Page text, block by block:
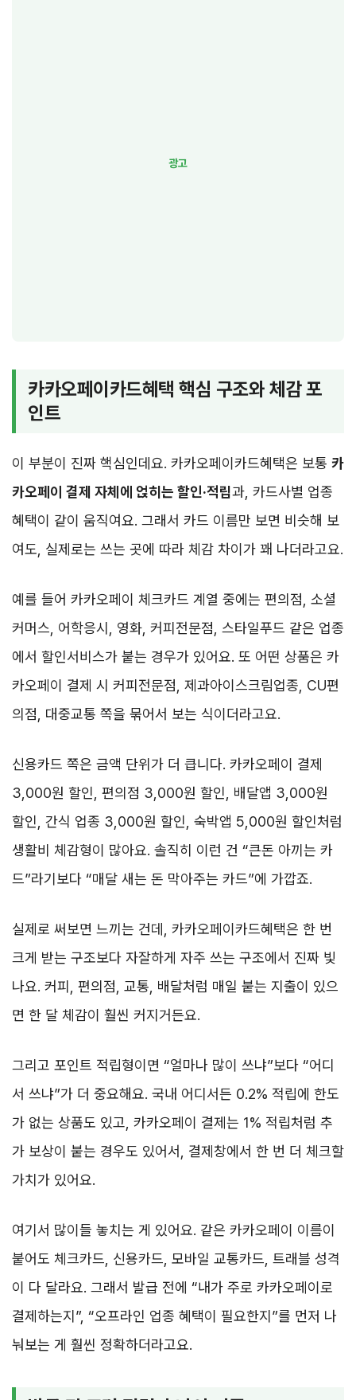
카카오페이카드혜택 핵심 구조와 체감 포
인트
이 부분이 진짜 핵심인데요. 카카오페이카드혜택은 보통 카
카오페이 결제 자체에 얹히는 할인·적립과, 카드사별 업종
혜택이 같이 움직여요. 그래서 카드 이름만 보면 비슷해 보
여도, 실제로는 쓰는 곳에 따라 체감 차이가 꽤 나더라고요.
예를 들어 카카오페이 체크카드 계열 중에는 편의점, 소셜
커머스, 어학응시, 영화, 커피전문점, 스타일푸드 같은 업종
에서 할인서비스가 붙는 경우가 있어요. 또 어떤 상품은 카
카오페이 결제 시 커피전문점, 제과아이스크림업종, CU편
의점, 대중교통 쪽을 묶어서 보는 식이더라고요.
신용카드 쪽은 금액 단위가 더 큽니다. 카카오페이 결제
3,000원 할인, 편의점 3,000원 할인, 배달앱 3,000원
할인, 간식 업종 3,000원 할인, 숙박앱 5,000원 할인처럼
생활비 체감형이 많아요. 솔직히 이런 건 “큰돈 아끼는 카
드”라기보다 “매달 새는 돈 막아주는 카드”에 가깝죠.
실제로 써보면 느끼는 건데, 카카오페이카드혜택은 한 번
크게 받는 구조보다 자잘하게 자주 쓰는 구조에서 진짜 빛
나요. 커피, 편의점, 교통, 배달처럼 매일 붙는 지출이 있으
면 한 달 체감이 훨씬 커지거든요.
그리고 포인트 적립형이면 “얼마나 많이 쓰냐”보다 “어디
서 쓰냐”가 더 중요해요. 국내 어디서든 0.2% 적립에 한도
가 없는 상품도 있고, 카카오페이 결제는 1% 적립처럼 추
가 보상이 붙는 경우도 있어서, 결제창에서 한 번 더 체크할
가치가 있어요.
여기서 많이들 놓치는 게 있어요. 같은 카카오페이 이름이
붙어도 체크카드, 신용카드, 모바일 교통카드, 트래블 성격
이 다 달라요. 그래서 발급 전에 “내가 주로 카카오페이로
결제하는지”, “오프라인 업종 혜택이 필요한지”를 먼저 나
눠보는 게 훨씬 정확하더라고요.